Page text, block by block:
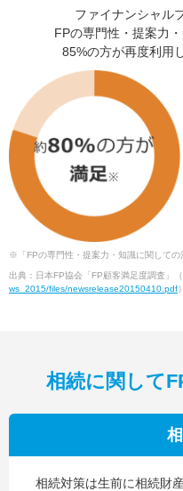
ファイナンシャル
FPの専門性・提案力
85%の方が再度利用
※「FPの専門性・提案力・知識に関しての
出典：日本FP協会「FP顧客満足度調査」（
ws_2015/files/newsrelease20150410.pdf）
相続に関して
相続対策は生前に相続財